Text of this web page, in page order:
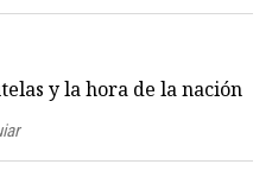
y la hora de la nación